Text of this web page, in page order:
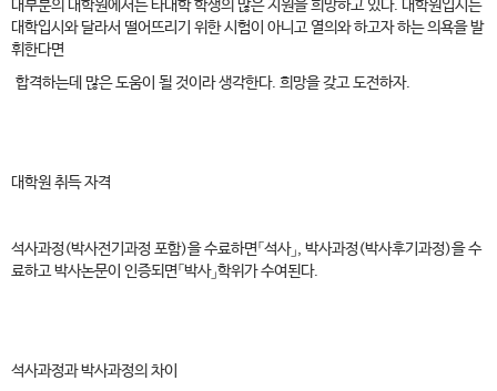
대부분의 대학원에서는 타대학 학생의 많은 지원을 희망하고 있다. 대학원입시는
대학입시와 달라서 떨어뜨리기 위한 시험이 아니고 열의와 하고자 하는 의욕을 발
휘한다면
합격하는데 많은 도움이 될 것이라 생각한다. 희망을 갖고 도전하자.
대학원 취득 자격
석사과정(박사전기과정 포함)을 수료하면「석사」, 박사과정(박사후기과정)을 수
료하고 박사논문이 인증되면「박사」학위가 수여된다.
석사과정과 박사과정의 차이